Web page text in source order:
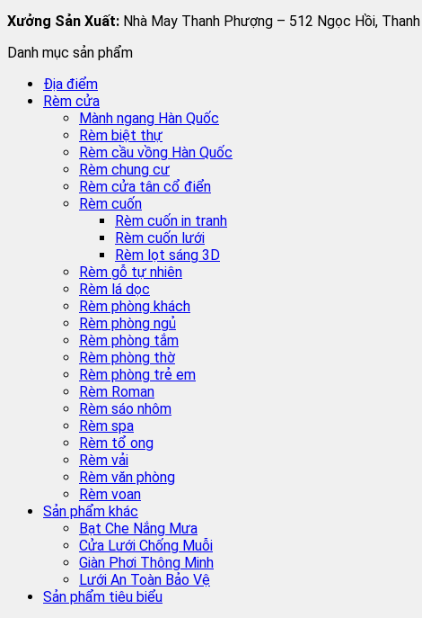
Xưởng Sản Xuất: Nhà May Thanh Phượng – 512 Ngọc Hồi,
Danh mục sản phẩm
Địa điểm
Rèm cửa
Mành ngang Hàn Quốc
Rèm biệt thự
Rèm cầu vồng Hàn Quốc
Rèm chung cư
Rèm cửa tân cổ điển
Rèm cuốn
Rèm cuốn in tranh
Rèm cuốn lưới
Rèm lọt sáng 3D
Rèm gỗ tự nhiên
Rèm lá dọc
Rèm phòng khách
Rèm phòng ngủ
Rèm phòng tắm
Rèm phòng thờ
Rèm phòng trẻ em
Rèm Roman
Rèm sáo nhôm
Rèm spa
Rèm tổ ong
Rèm vải
Rèm văn phòng
Rèm voan
Sản phẩm khác
Bạt Che Nắng Mưa
Cửa Lưới Chống Muỗi
Giàn Phơi Thông Minh
Lưới An Toàn Bảo Vệ
Sản phẩm tiêu biểu